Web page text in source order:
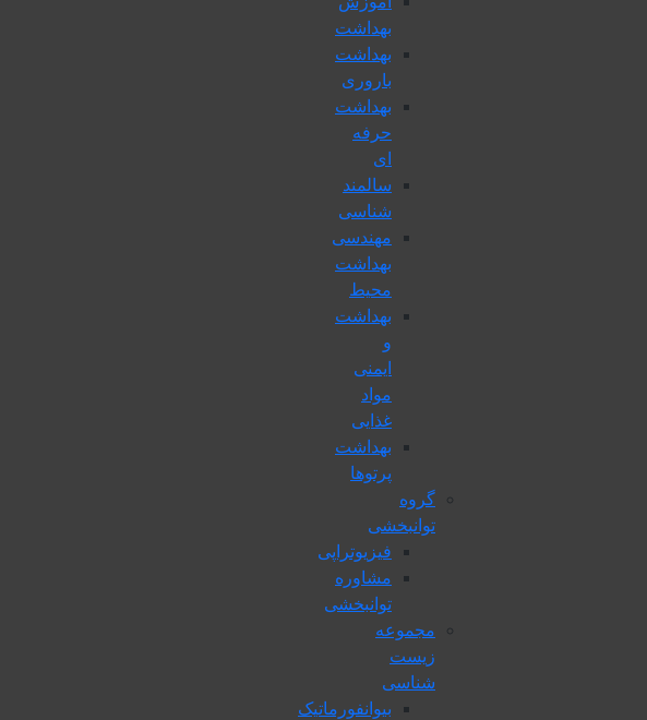
بهداشت
بهداشت
باروری
بهداشت
حرفه
ای
سالمند
شناسی
مهندسی
بهداشت
محيط
بهداشت
و
ایمنی
مواد
غذایی
بهداشت
پرتوها
گروه
توانبخشی
فیزیوتراپی
مشاوره
توانبخشی
مجموعه
زیست
شناسی
بیوانفورماتیک